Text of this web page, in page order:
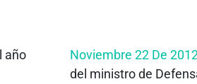
año
Noviembre 22 De
del ministro de